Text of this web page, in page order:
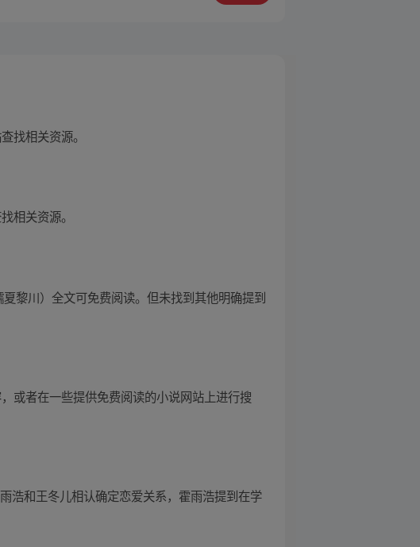
找相关资源。
相关资源。
黎川）全文可免费阅读。但未找到其他明确提到
或者在一些提供免费阅读的小说网站上进行搜
浩和王冬儿相认确定恋爱关系，霍雨浩提到在学